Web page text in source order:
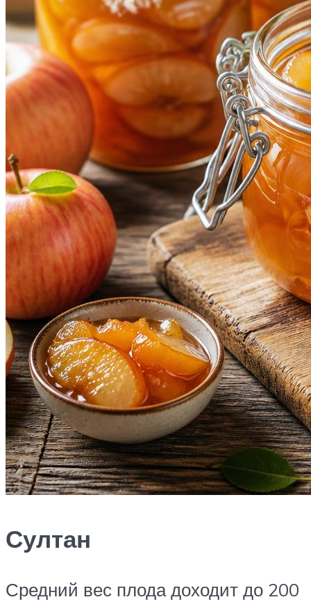
Султан
Средний вес плода доходит до 200